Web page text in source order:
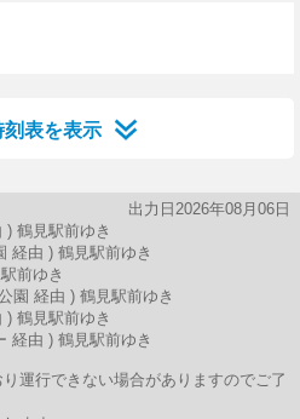
表を表示
出力日2026年08月06日
鶴見駅前ゆき
経由 ) 鶴見駅前ゆき
前ゆき
園 経由 ) 鶴見駅前ゆき
鶴見駅前ゆき
経由 ) 鶴見駅前ゆき
運行できない場合がありますのでご了